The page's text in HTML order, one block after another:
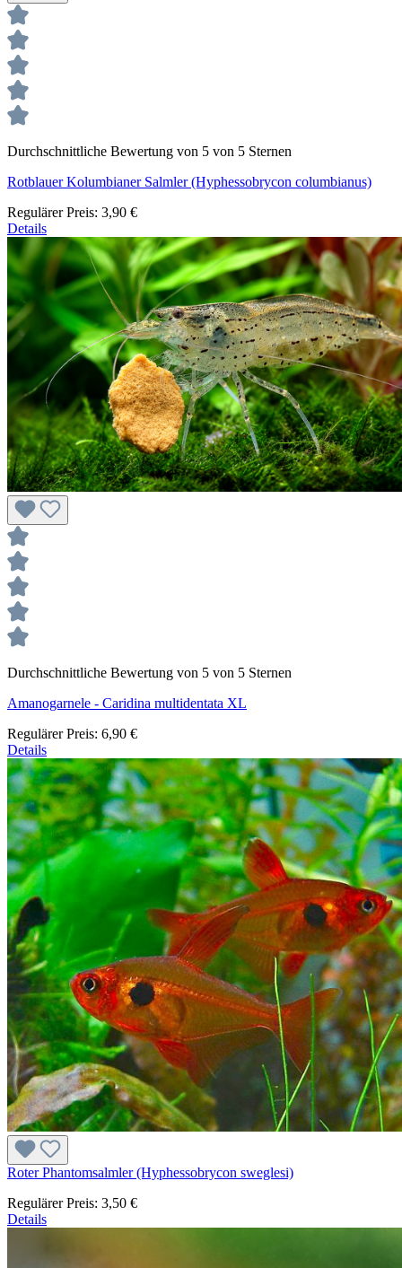
Durchschnittliche Bewertung von 5 von 5 Sternen
Rotblauer Kolumbianer Salmler (Hyphessobrycon columbianus)
Regulärer Preis: 3,90 €
Details
Durchschnittliche Bewertung von 5 von 5 Sternen
Amanogarnele - Caridina multidentata XL
Regulärer Preis: 6,90 €
Details
Roter Phantomsalmler (Hyphessobrycon sweglesi)
Regulärer Preis: 3,50 €
Details